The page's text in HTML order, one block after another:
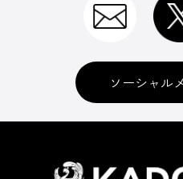
ソーシャル